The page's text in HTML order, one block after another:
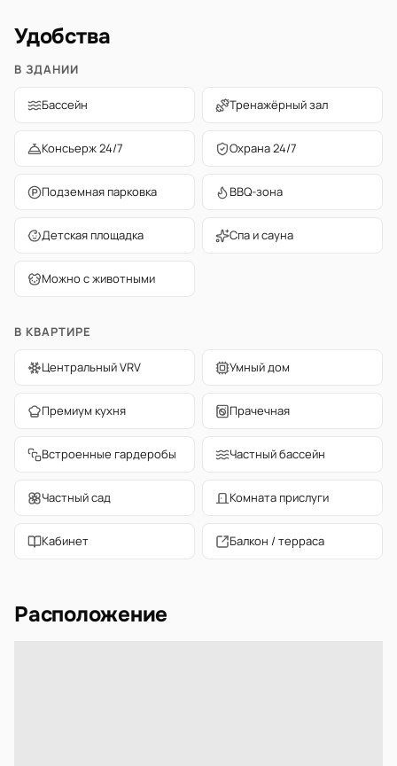
Удобства
В ЗДАНИИ
Бассейн Тренажёрный зал
Консьерж 24/7 Охрана 24/7
Подземная парковка BBQ-зона
Детская площадка Спа и сауна
Можно с животными
В КВАРТИРЕ
Центральный VRV Умный дом
Премиум кухня Прачечная
Встроенные гардеробы Частный бассейн
Частный сад Комната прислуги
Кабинет Балкон / терраса
Расположение